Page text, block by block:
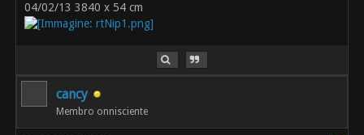
04/02/13 3840 x 54 cm
cancy
Membro onnisciente